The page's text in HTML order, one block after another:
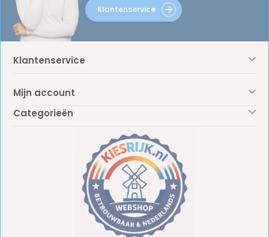
Klantenservice
Klantenservice
Mijn account
Categorieën